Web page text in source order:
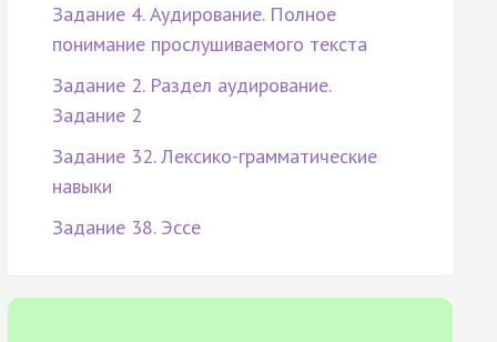
Задание 4. Аудирование. Полное
понимание прослушиваемого текста
Задание 2. Раздел аудирование.
Задание 2
Задание 32. Лексико-грамматические
навыки
Задание 38. Эссе